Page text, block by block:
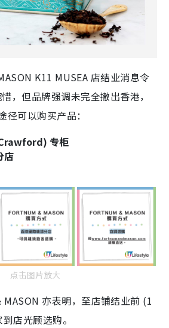
K11 MUSEA 店结业消息令
但品牌强调未完全撤出香港，
径可以购买产品：
专柜
店
点击图片放大
亦表明，至店铺结业前 (1
店光顾选购。